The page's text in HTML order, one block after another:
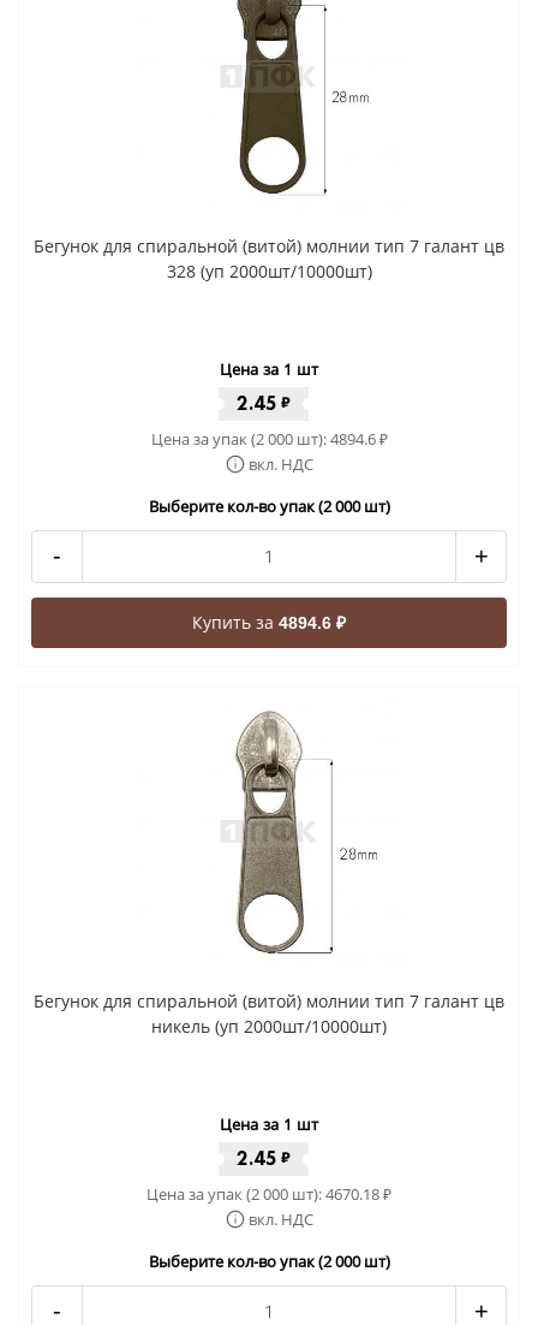
Бегунок для спиральной (витой) молнии тип 7 галант цв
328 (уп 2000шт/10000шт)
Цена за 1 шт
2.45 ₽
Цена за упак (2 000 шт):4894.6₽
вкл. НДС
Выберите кол-во упак (2 000 шт)
- +
Купить за 4894.6 ₽
Бегунок для спиральной (витой) молнии тип 7 галант цв
никель (уп 2000шт/10000шт)
Цена за 1 шт
2.45 ₽
Цена за упак (2 000 шт):4670.18₽
вкл. НДС
Выберите кол-во упак (2 000 шт)
- +